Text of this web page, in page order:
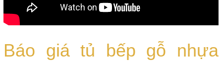
Báo giá tủ bếp gỗ nhựa